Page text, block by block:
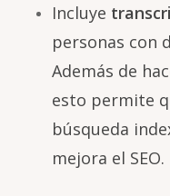
Incluye
personas con
Además de
esto permite
búsqueda
mejora el SEO.